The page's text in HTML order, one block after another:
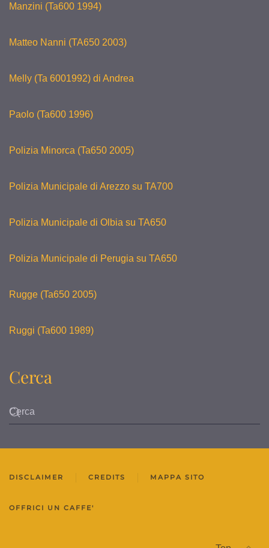
Manzini (Ta600 1994)
Matteo Nanni (TA650 2003)
Melly (Ta 6001992) di Andrea
Paolo (Ta600 1996)
Polizia Minorca (Ta650 2005)
Polizia Municipale di Arezzo su TA700
Polizia Municipale di Olbia su TA650
Polizia Municipale di Perugia su TA650
Rugge (Ta650 2005)
Ruggi (Ta600 1989)
Cerca
DISCLAIMER CREDITS MAPPA SITO
OFFRICI UN CAFFE'